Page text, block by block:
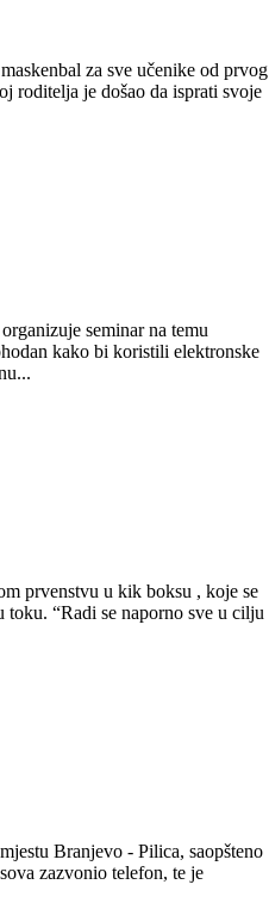
za sve učenike od prvog
roditelja je došao da isprati svoje
seminar na temu
kako bi koristili elektronske
prvenstvu u kik boksu , koje se
“Radi se naporno sve u cilju
Branjevo - Pilica, saopšteno
zazvonio telefon, te je